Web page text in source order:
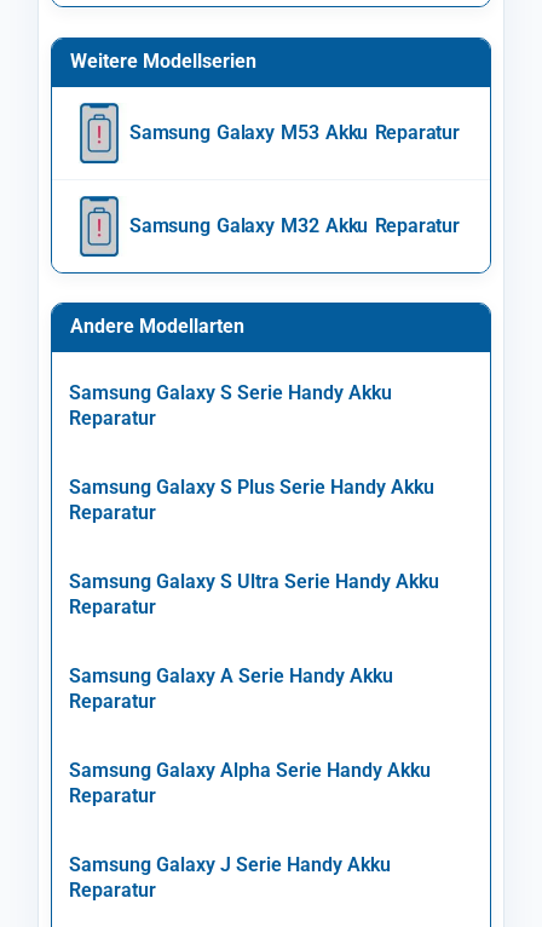
Weitere Modellserien
Samsung Galaxy M53 Akku Reparatur
Samsung Galaxy M32 Akku Reparatur
Andere Modellarten
Samsung Galaxy S Serie Handy Akku
Reparatur
Samsung Galaxy S Plus Serie Handy Akku
Reparatur
Samsung Galaxy S Ultra Serie Handy Akku
Reparatur
Samsung Galaxy A Serie Handy Akku
Reparatur
Samsung Galaxy Alpha Serie Handy Akku
Reparatur
Samsung Galaxy J Serie Handy Akku
Reparatur